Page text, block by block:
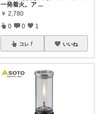
一発着火。ア ...
￥ 2,780
0 0 1
コレ いいね